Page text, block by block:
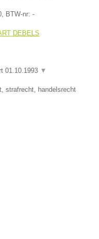
, BTW-nr: -
DEBELS
01.10.1993 ▼
strafrecht, handelsrecht